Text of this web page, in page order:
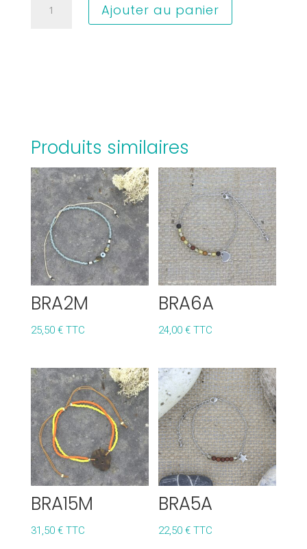
Ajouter au panier
Produits similaires
BRA2M
25,50 € TTC
BRA6A
24,00€ TTC
BRA15M
31,50 € TTC
BRA5A
22,50€ TTC